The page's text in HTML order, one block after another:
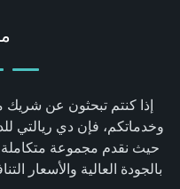
إذا كنتم تبحثون عن شريك
وخدماتكم، فإن دي ريالتي
حيث نقدم مجموعة متكاملة
بالجودة العالية والأسعار